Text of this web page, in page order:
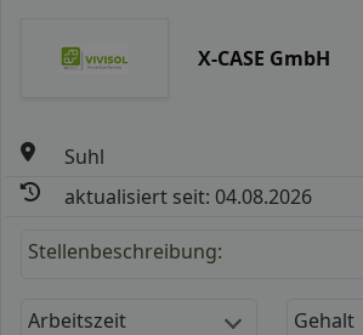
X-CASE GmbH
Suhl
aktualisiert seit: 04.08.2026
Stellenbeschreibung:
Arbeitszeit Gehalt